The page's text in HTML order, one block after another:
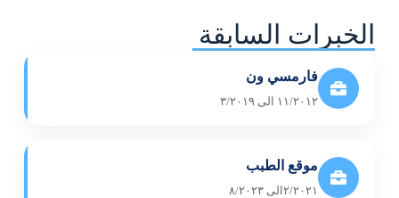
الخبرات السابقة
فارمسي ون
١١/٢٠١٢ الى ٣/٢٠١٩
موقع الطبب
٢/٢٠٢١الى ٨/٢٠٢٣